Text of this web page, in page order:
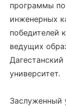
программы
инженерных
победителей
ведущих
университет.
Заслуженный